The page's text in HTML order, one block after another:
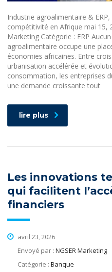
Industrie agroalimentaire &
compétitivité en Afrique mai 15,
Marketing Catégorie : ERP
agroalimentaire occupe une
économies africaines. Entre
urbanisation accélérée et
consommation, les entreprises
une demande croissante tout
lire plus
Les innovations
qui facilitent
financiers
avril 23, 2026
Envoyé par : NGSER Marketing
Catégorie : Banque